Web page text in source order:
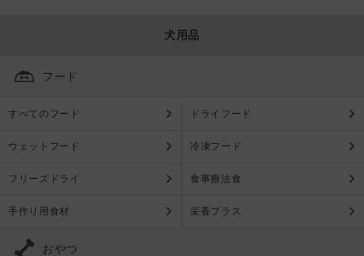
犬用品
フード
すべてのフード ドライフード
ウェットフード 冷凍フード
フリーズドライ 食事療法食
手作り用食材 栄養プラス
おやつ